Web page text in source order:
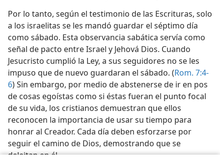
Por lo tanto, según el testimonio de las Escrituras, solo
a los israelitas se les mandó guardar el séptimo día
como sábado. Esta observancia sabática servía como
señal de pacto entre Israel y Jehová Dios. Cuando
Jesucristo cumplió la Ley, a sus seguidores no se les
impuso que de nuevo guardaran el sábado. (Rom. 7:4-
6) Sin embargo, por medio de abstenerse de ir en pos
de cosas egoístas como si éstas fueran el punto focal
de su vida, los cristianos demuestran que ellos
reconocen la importancia de usar su tiempo para
honrar al Creador. Cada día deben esforzarse por
seguir el camino de Dios, demostrando que se
deleitan en él.